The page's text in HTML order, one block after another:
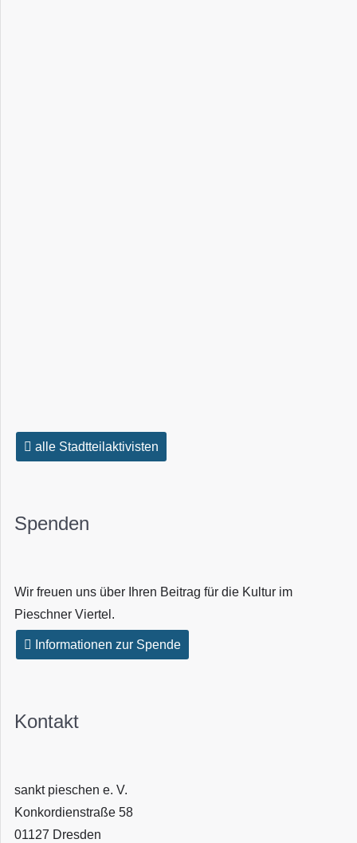
alle Stadtteilaktivisten
Spenden
Wir freuen uns über Ihren Beitrag für die Kultur im
Pieschner Viertel.
Informationen zur Spende
Kontakt
sankt pieschen e. V.
Konkordienstraße 58
01127 Dresden